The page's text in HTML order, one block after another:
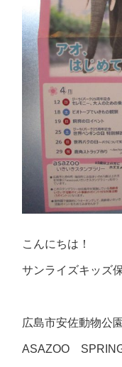
こんにちは！
サンライズキッズ
広島市安佐動物公
ASAZOO